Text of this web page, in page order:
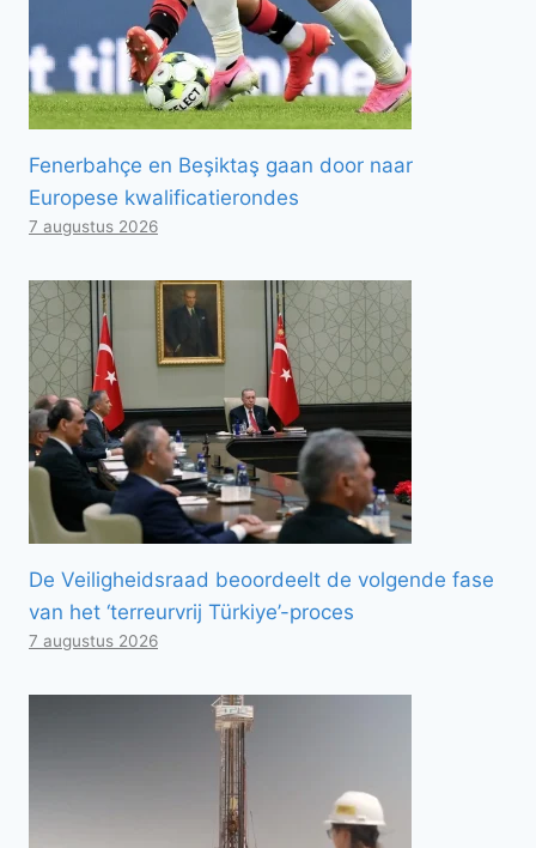
Fenerbahçe en Beşiktaş gaan door naar
Europese kwalificatierondes
7 augustus 2026
De Veiligheidsraad beoordeelt de volgende fase
van het ‘terreurvrij Türkiye’-proces
7 augustus 2026